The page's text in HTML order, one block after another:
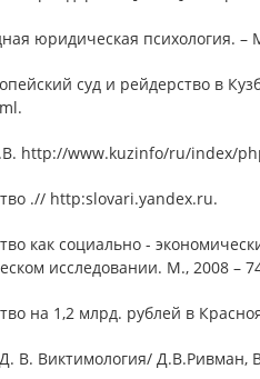
юридическая психология.
суд и рейдерство в
http://www.kuzinfo/ru/index/
.// http:slovari.yandex.ru.
как социально -
исследовании. М., 2008 –
на 1,2 млрд. рублей в
В. Виктимология/ Д.В.Ривман,